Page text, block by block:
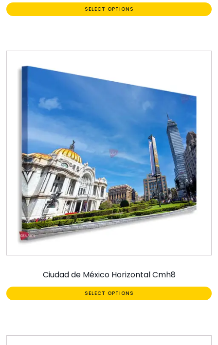
SELECT OPTIONS
Ciudad de México Horizontal Cmh8
SELECT OPTIONS